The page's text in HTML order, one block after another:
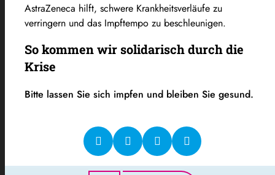
AstraZeneca hilft, schwere Krankheitsverläufe zu
verringern und das Impftempo zu beschleunigen.
So kommen wir solidarisch durch die
Krise
Bitte lassen Sie sich impfen und bleiben Sie gesund.